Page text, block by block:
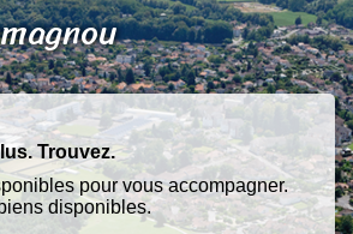
Trouvez.
pour vous accompagner.
disponibles.